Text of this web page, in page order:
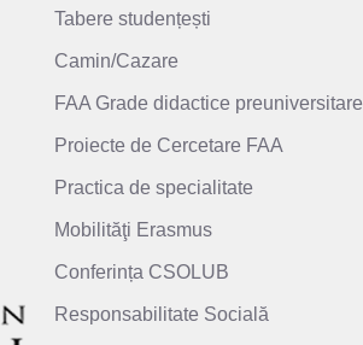
Tabere studențești
Camin/Cazare
FAA Grade didactice preuniversitare
Proiecte de Cercetare FAA
Practica de specialitate
Mobilităţi Erasmus
Conferința CSOLUB
Responsabilitate Socială